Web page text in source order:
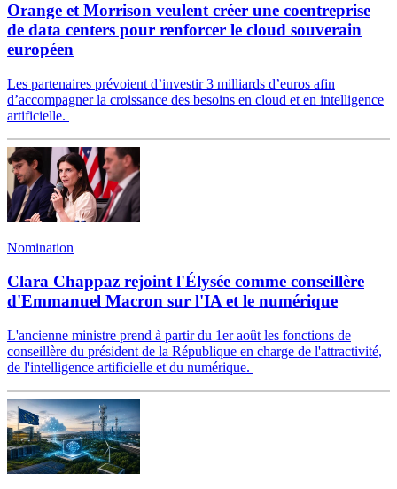
Orange et Morrison veulent créer une coentreprise
de data centers pour renforcer le cloud souverain
européen
Les partenaires prévoient d’investir 3 milliards d’euros afin
d’accompagner la croissance des besoins en cloud et en intelligence
artificielle.
Nomination
Clara Chappaz rejoint l'Élysée comme conseillère
d'Emmanuel Macron sur l'IA et le numérique
L'ancienne ministre prend à partir du 1er août les fonctions de
conseillère du président de la République en charge de l'attractivité,
de l'intelligence artificielle et du numérique.